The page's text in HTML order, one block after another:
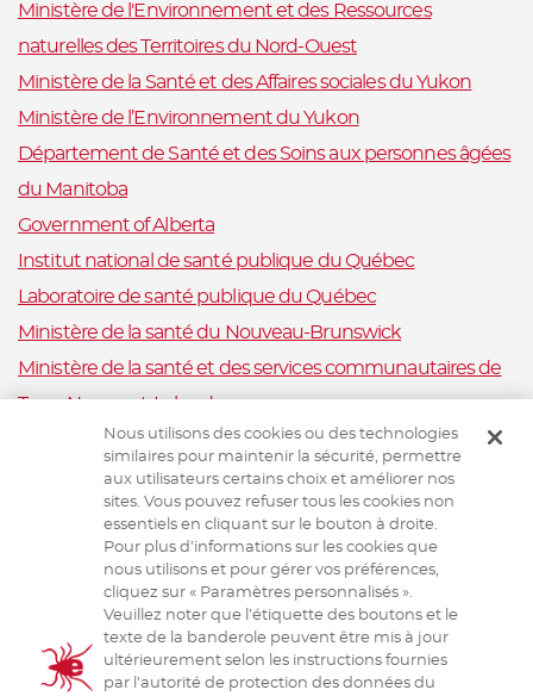
Ministère de l'Environnement et des Ressources
naturelles des Territoires du Nord-Ouest
Ministère de la Santé et des Affaires sociales du Yukon
Ministère de l’Environnement du Yukon
Département de Santé et des Soins aux personnes âgées
du Manitoba
Government of Alberta
Institut national de santé publique du Québec
Laboratoire de santé publique du Québec
Ministère de la santé du Nouveau-Brunswick
Ministère de la santé et des services communautaires de
Terre-Neuve-et-Labrador
Nova Scotia Department of Health and Wellness
Ministère de la Santé et Mieux-être, Ile-du-Prince-Édouard
Santé publique Ontario
Saskatchewan Ministry of Health
Système canadien de surveillance de la santé animale
Santé animale Canada
Nous utilisons des cookies ou des technologies
similaires pour maintenir la sécurité, permettre
aux utilisateurs certains choix et améliorer nos
sites. Vous pouvez refuser tous les cookies non
essentiels en cliquant sur le bouton à droite.
Pour plus d’informations sur les cookies que
nous utilisons et pour gérer vos préférences,
cliquez sur « Paramètres personnalisés ».
Veuillez noter que l’étiquette des boutons et le
texte de la banderole peuvent être mis à jour
ultérieurement selon les instructions fournies
par l’autorité de protection des données du